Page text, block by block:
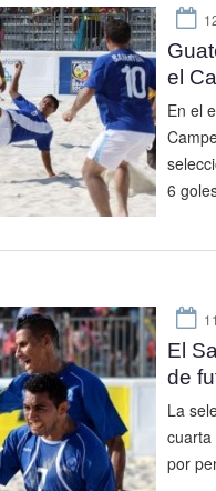
el
En el
6
El
de
La
cuarta
por